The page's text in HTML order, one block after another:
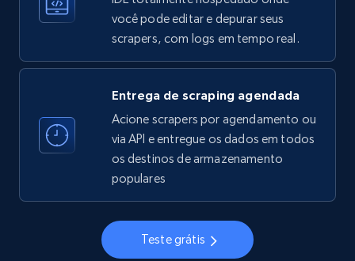
Account, Fbid, ID, Followers, Posts count, Is
business account, Is professional account, Is
verified, and more.
Instagram - Profiles - Collect profile
information by user name
business account, Is professional account, Is
verified, and more.
você pode editar e depurar seus
scrapers, com logs em tempo real.
Entrega de scraping agendada
Acione scrapers por agendamento ou
via API e entregue os dados em todos
os destinos de armazenamento
populares
Teste grátis